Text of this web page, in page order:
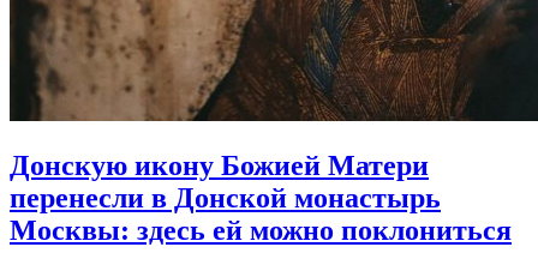
Донскую икону Божией Матери
перенесли в Донской монастырь
Москвы: здесь ей можно поклониться